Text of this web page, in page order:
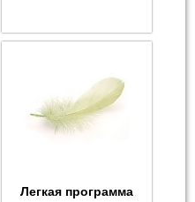
Легкая программа